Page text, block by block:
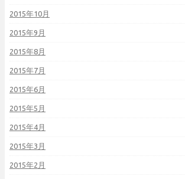
2015年10月
2015年9月
2015年8月
2015年7月
2015年6月
2015年5月
2015年4月
2015年3月
2015年2月